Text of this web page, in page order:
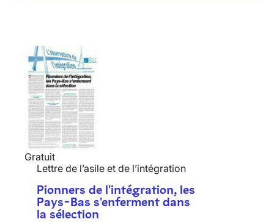
Gratuit
Lettre de l’asile et de l’intégration
Pionners de l'intégration, les
Pays-Bas s'enferment dans
la sélection